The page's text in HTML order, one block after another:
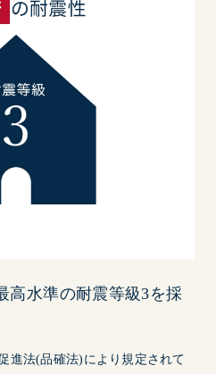
高水準の耐震等級3を採
進法(品確法)により規定されて